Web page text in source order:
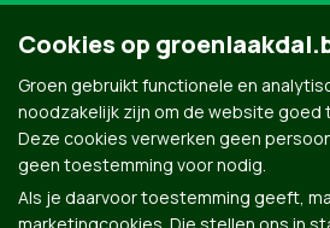
Cookies op
Groen gebruikt functionele en
noodzakelijk zijn om de website goed
Deze cookies verwerken geen
geen toestemming voor nodig.
Als je daarvoor toestemming geeft,